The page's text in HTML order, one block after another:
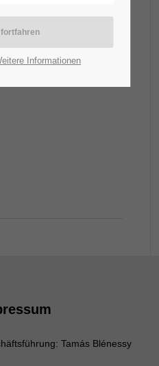
Tamás Blénessy
Informationen